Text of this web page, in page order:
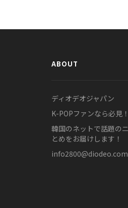
ABOUT
ディオデオジャパン
K-POPファンなら必見！
韓国のネットで話題の
とめをお届けします！
info2800@diodeo.com